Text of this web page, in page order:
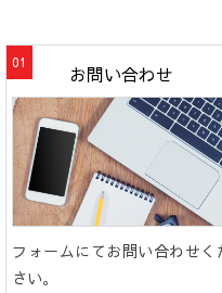
お問い合わせ
フォームにてお問い合わせく
さい。